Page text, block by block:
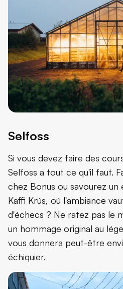
Selfoss
Si vous devez faire des
Selfoss a tout ce qu'il faut.
chez Bonus ou savourez
Kaffi Krús, où l'ambiance
d'échecs ? Ne ratez pas le
un hommage original au
vous donnera peut-être
échiquier.